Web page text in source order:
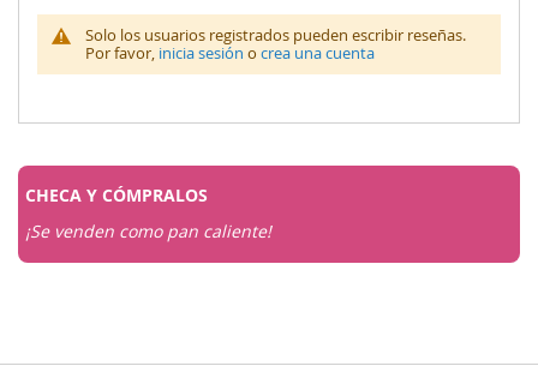
Solo los usuarios registrados pueden escribir reseñas.
Por favor, inicia sesión o crea una cuenta
CHECA Y CÓMPRALOS
¡Se venden como pan caliente!